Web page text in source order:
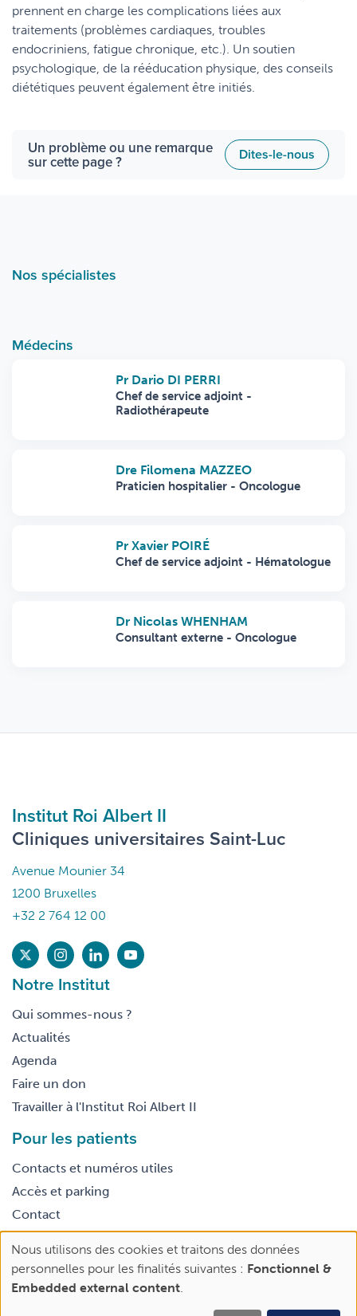
prennent en charge les complications liées aux
traitements (problèmes cardiaques, troubles
endocriniens, fatigue chronique, etc.). Un soutien
psychologique, de la rééducation physique, des conseils
diététiques peuvent également être initiés.
Un problème ou une remarque
sur cette page ? Dites-le-nous
Nos spécialistes
Médecins
Pr Dario DI PERRI
Chef de service adjoint -
Radiothérapeute
Dre Filomena MAZZEO
Praticien hospitalier - Oncologue
Pr Xavier POIRÉ
Chef de service adjoint - Hématologue
Dr Nicolas WHENHAM
Consultant externe - Oncologue
Institut Roi Albert II
Cliniques universitaires Saint-Luc
Avenue Mounier 34
1200 Bruxelles
+32 2 764 12 00
Notre Institut
Qui sommes-nous ?
Actualités
Agenda
Faire un don
Travailler à l'Institut Roi Albert II
Pour les patients
Contacts et numéros utiles
Accès et parking
Contact
Footer
legal
Conditions générales d’utilisation
Use
of
personal
Nous utilisons des cookies et traitons des données
personnelles pour les finalités suivantes : Fonctionnel &
Embedded external content.